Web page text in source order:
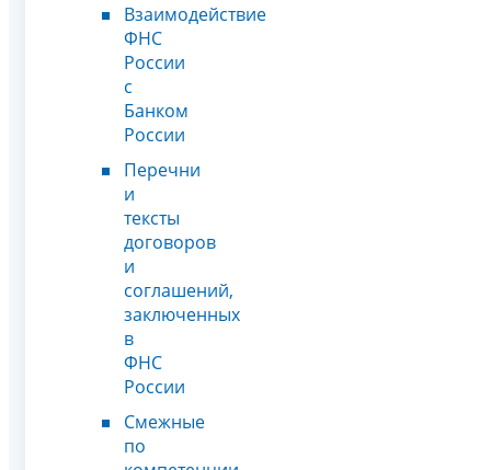
Взаимодействие
ФНС
России
с
Банком
России
Перечни
и
тексты
договоров
и
соглашений,
заключенных
в
ФНС
России
Смежные
по